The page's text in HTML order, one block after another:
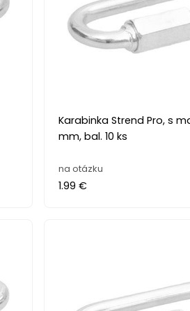
Karabinka Strend Pro, s
mm, bal. 10 ks
na otázku
1.99 €